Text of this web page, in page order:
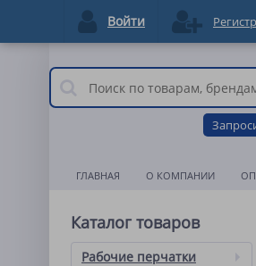
ГЛАВНАЯ О КОМПАНИИ
Каталог товаров
Рабочие перчатки
Войти